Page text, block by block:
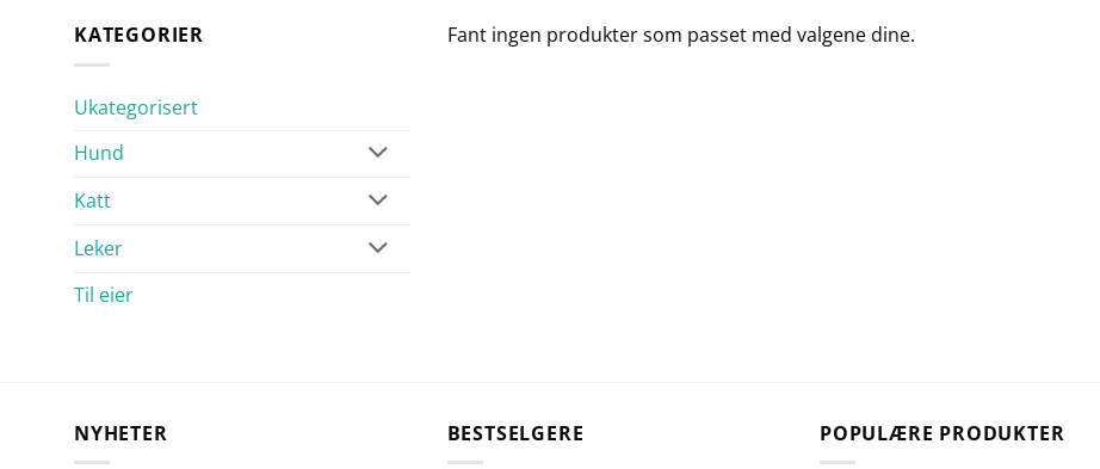
KATEGORIER
Ukategorisert
Hund
Katt
Leker
Til eier
Fant ingen produkter som passet med valgene dine.
NYHETER BESTSELGERE POPULÆRE PRODUKTER